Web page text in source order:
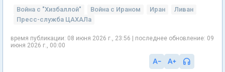
Война с "Хизбаллой" Война с Ираном Иран
Ливан
Пресс-служба ЦАХАЛа
время публикации: 08 июня 2026 г., 23:56 | последнее обновление: 09
июня 2026 г., 00:00